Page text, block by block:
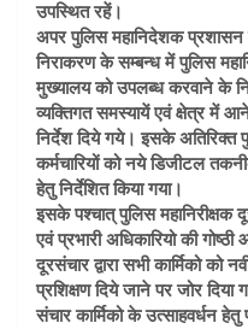
उपस्थित रहें।
अपर पुलिस महानिदेशक प्रशासन
निराकरण के सम्बन्ध में पुलिस
मुख्यालय को उपलब्ध करवाने के
व्यक्तिगत समस्यायें एवं क्षेत्र में
निर्देश दिये गये। इसके अतिरिक्त
कर्मचारियों को नये डिजीटल
हेतु निर्देशित किया गया।
इसके पश्चात् पुलिस महानिरीक्षक
एवं प्रभारी अधिकारियो की
दूरसंचार द्वारा सभी कार्मिको
प्रशिक्षण दिये जाने पर जोर दिया
संचार कार्मिको के उत्साहवर्धन